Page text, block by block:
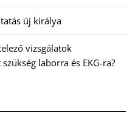
új királya
vizsgálatok
laborra és EKG-ra?